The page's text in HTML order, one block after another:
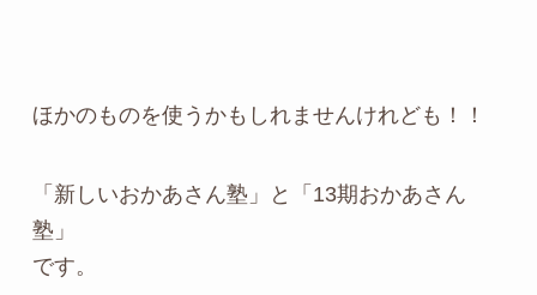
ほかのものを使うかもしれませんけれども！！
「新しいおかあさん塾」と「13期おかあさん
塾」
です。